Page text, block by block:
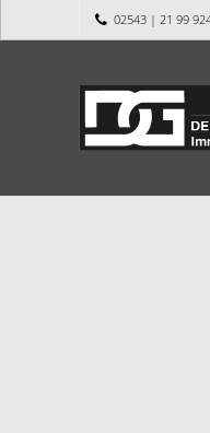
02543 | 21 99